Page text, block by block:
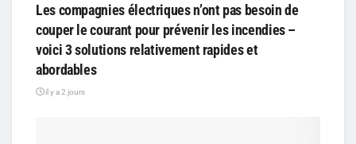
Les compagnies électriques n’ont pas besoin de
couper le courant pour prévenir les incendies –
voici 3 solutions relativement rapides et
abordables
il y a 2 jours